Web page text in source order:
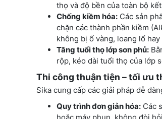
thọ và độ bền của toàn bộ
Chống kiềm hóa: Các sản
chặn các thành phần kiềm
không bị ố vàng, loang lổ hay
Tăng tuổi thọ lớp sơn phủ:
rộp, kéo dài tuổi thọ của lớp
Thi công thuận tiện – tối ưu
Sika cung cấp các giải pháp dễ
Quy trình đơn giản hóa: Các